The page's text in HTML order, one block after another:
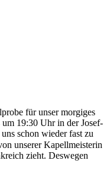
für unser morgiges
19:30 Uhr in der Josef-
schon wieder fast zu
unserer Kapellmeisterin
zieht. Deswegen